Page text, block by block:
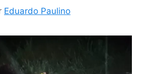
Eduardo Paulino